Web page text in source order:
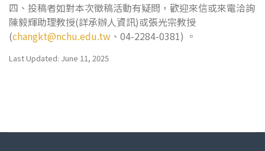
四、投稿者如對本次徵稿活動有疑問，歡迎來信或來電洽詢
陳毅輝助理教授(詳承辦人資訊)或張光宗教授
(changkt@nchu.edu.tw 、04-2284-0381) 。
Last Updated: June 11, 2025